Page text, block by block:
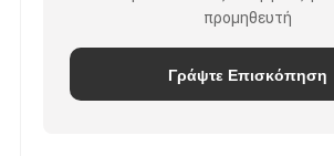
προμηθευτή
Γράψτε Επισκόπηση